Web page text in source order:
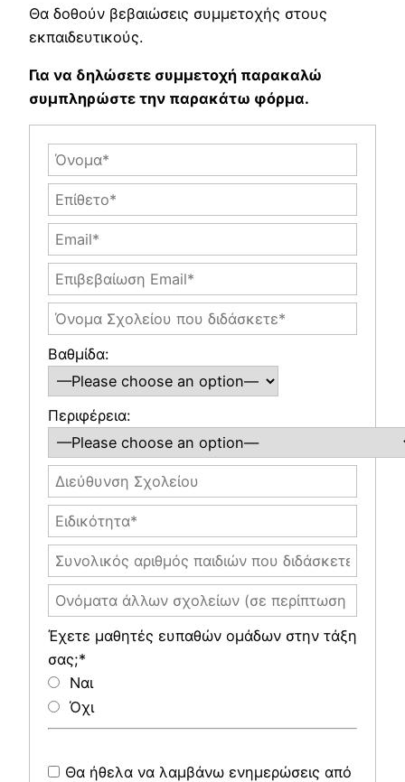
Θα δοθούν βεβαιώσεις συμμετοχής στους
εκπαιδευτικούς.
Για να δηλώσετε συμμετοχή παρακαλώ
συμπληρώστε την παρακάτω φόρμα.
Βαθμίδα:
Περιφέρεια:
Έχετε μαθητές ευπαθών ομάδων στην τάξη
σας;*
Ναι
Όχι
Θα ήθελα να λαμβάνω ενημερώσεις από